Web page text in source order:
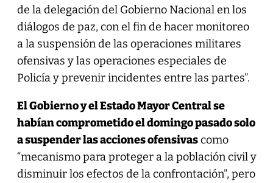
de la delegación del Gobierno Nacional en los
diálogos de paz, con el fin de hacer monitoreo
a la suspensión de las operaciones militares
ofensivas y las operaciones especiales de
Policía y prevenir incidentes entre las partes”.
El Gobierno y el Estado Mayor Central se
habían comprometido el domingo pasado solo
a suspender las acciones ofensivascomo
“mecanismo para proteger a la población civil y
disminuir los efectos de la confrontación”, pero